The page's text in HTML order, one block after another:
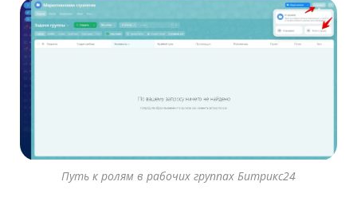
Путь к ролям в рабочих группах Битрикс24